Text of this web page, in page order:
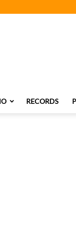
RECORDS